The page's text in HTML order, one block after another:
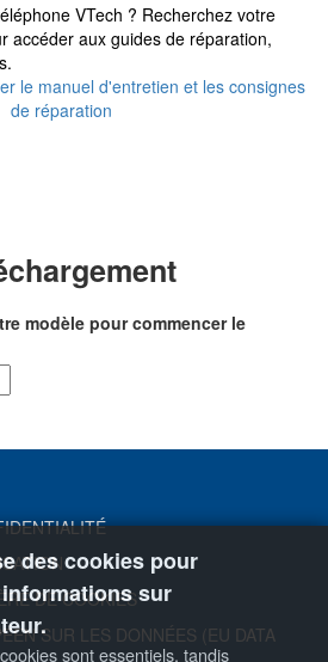
des cookies pour
sur
sont essentiels, tandis
VTech ? Recherchez votre
accéder aux guides de réparation,
le manuel d'entretien et les consignes
de réparation
modèle pour commencer le
DE COOKIES
SUR LES DONNÉES (EU DATA